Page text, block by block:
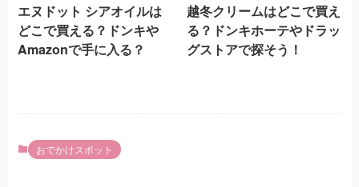
エヌドット シアオイルは
どこで買える？ドンキや
Amazonで手に入る？
越冬クリームはどこで買え
る？ドンキホーテやドラッ
グストアで探そう！
おでかけスポット